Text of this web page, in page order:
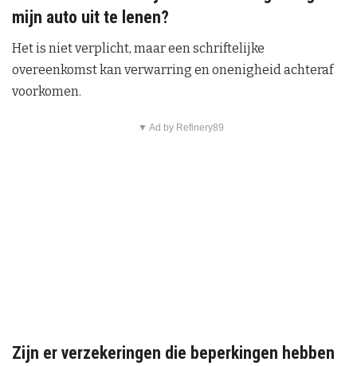
mijn auto uit te lenen?
Het is niet verplicht, maar een schriftelijke
overeenkomst kan verwarring en onenigheid achteraf
voorkomen.
▼ Ad by Refinery89
Zijn er verzekeringen die beperkingen hebben